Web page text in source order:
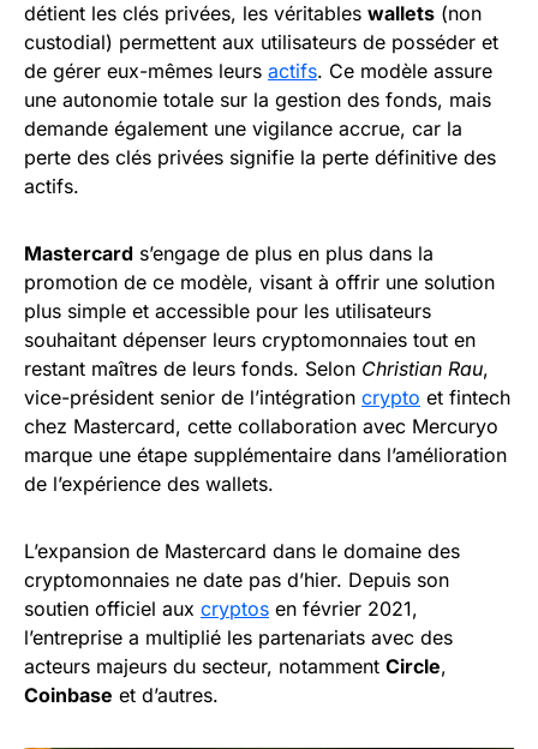
détient les clés privées, les véritables wallets (non
custodial) permettent aux utilisateurs de posséder et
de gérer eux-mêmes leurs actifs. Ce modèle assure
une autonomie totale sur la gestion des fonds, mais
demande également une vigilance accrue, car la
perte des clés privées signifie la perte définitive des
actifs.
Mastercard s’engage de plus en plus dans la
promotion de ce modèle, visant à offrir une solution
plus simple et accessible pour les utilisateurs
souhaitant dépenser leurs cryptomonnaies tout en
restant maîtres de leurs fonds. Selon Christian Rau,
vice-président senior de l’intégration crypto et fintech
chez Mastercard, cette collaboration avec Mercuryo
marque une étape supplémentaire dans l’amélioration
de l’expérience des wallets.
L’expansion de Mastercard dans le domaine des
cryptomonnaies ne date pas d’hier. Depuis son
soutien officiel aux cryptos en février 2021,
l’entreprise a multiplié les partenariats avec des
acteurs majeurs du secteur, notamment Circle,
Coinbase et d’autres.